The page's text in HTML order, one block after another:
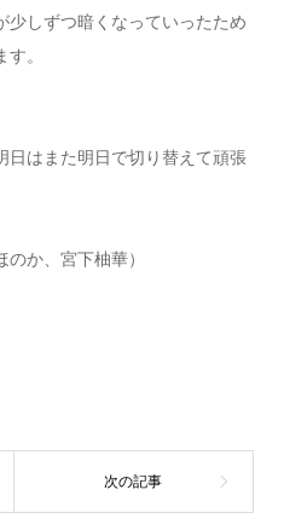
少しずつ暗くなっていったため
。
日はまた明日で切り替えて頑張
のか、宮下柚華）